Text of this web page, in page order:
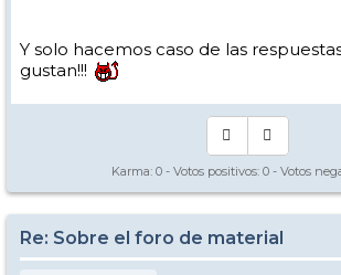
Y solo hacemos caso de las
gustan!!!
Karma: 0 - Votos positivos: 0 - Votos
Re: Sobre el foro de material